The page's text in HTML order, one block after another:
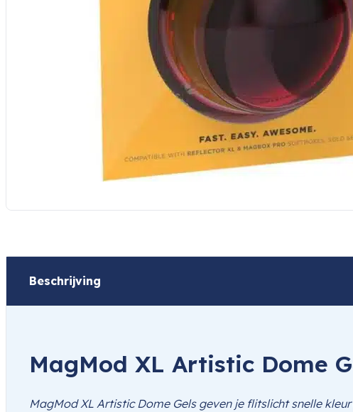
Beschrijving
MagMod XL Artistic Dome
MagMod XL Artistic Dome Gels geven je flitslicht snelle